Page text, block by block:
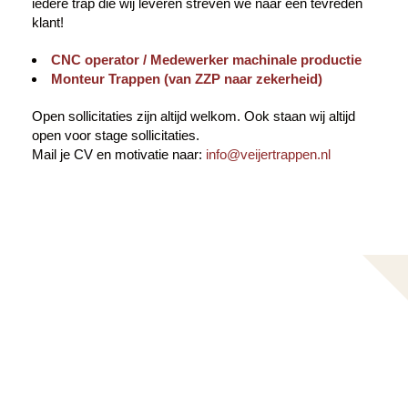
iedere trap die wij leveren streven we naar een tevreden
klant!
CNC operator / Medewerker machinale productie
Monteur Trappen (van ZZP naar zekerheid)
Open sollicitaties zijn altijd welkom. Ook staan wij altijd
open voor stage sollicitaties.
Mail je CV en motivatie naar: info@veijertrappen.nl